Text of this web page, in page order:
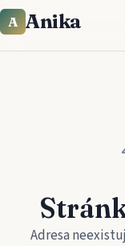
A Anika
Adresa